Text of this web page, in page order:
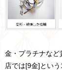
金・プラチナなど
店では[9金]とい